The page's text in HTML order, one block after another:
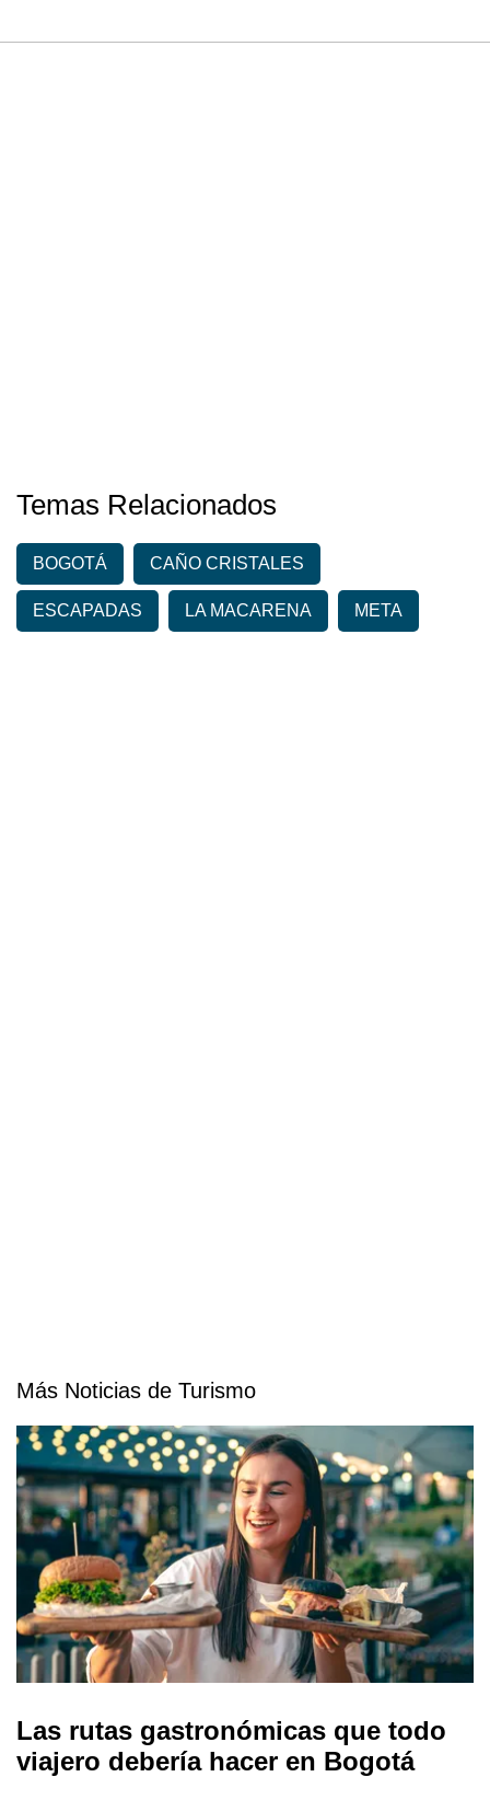
Temas Relacionados
BOGOTÁ CAÑO CRISTALES
ESCAPADAS LA MACARENA META
Más Noticias de Turismo
Las rutas gastronómicas que todo
viajero debería hacer en Bogotá